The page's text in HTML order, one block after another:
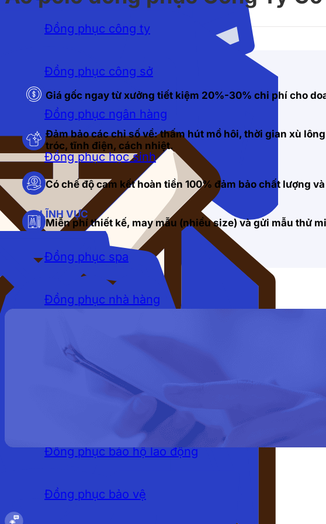
Đồng phục công ty
Đồng phục công sở
Đồng phục ngân hàng
Đồng phục học sinh
LĨNH VỰC
Đồng phục spa
Đồng phục nhà hàng
Đồng phục khách sạn
Đồng phục quán cafe
Đồng phục bảo hộ lao động
Đồng phục bảo vệ
Giá gốc ngay từ xưởng tiết kiệm 20%-30% chi phí cho
Đảm bảo các chỉ số về: thấm hút mồ hôi, thời gian xù
tróc, tĩnh điện, cách nhiệt.
Có chế độ cam kết hoàn tiền 100% đảm bảo chất lượng
Miễn phí thiết kế, may mẫu (nhiều size) và gửi mẫu thử